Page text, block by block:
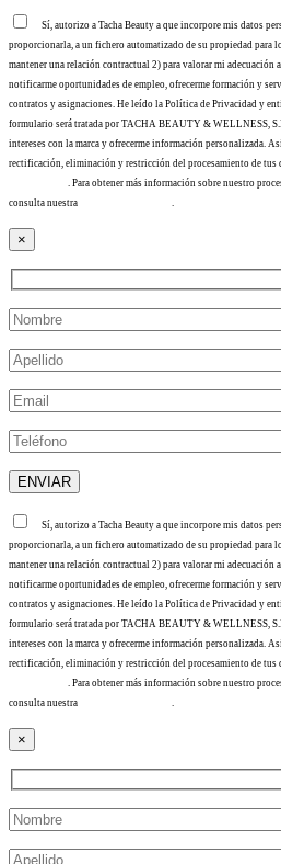
Sí, autorizo a Tacha Beauty a que incorpore mis datos
proporcionarla, a un fichero automatizado de su propiedad para
mantener una relación contractual 2) para valorar mi adecuación
notificarme oportunidades de empleo, ofrecerme formación y
contratos y asignaciones. He leído la Política de Privacidad y
formulario será tratada por TACHA BEAUTY & WELLNESS,
intereses con la marca y ofrecerme información personalizada.
rectificación, eliminación y restricción del procesamiento de tus
. Para obtener más información sobre nuestro
consulta nuestra
.
×
Sí, autorizo a Tacha Beauty a que incorpore mis datos
proporcionarla, a un fichero automatizado de su propiedad para
mantener una relación contractual 2) para valorar mi adecuación
notificarme oportunidades de empleo, ofrecerme formación y
contratos y asignaciones. He leído la Política de Privacidad y
formulario será tratada por TACHA BEAUTY & WELLNESS,
intereses con la marca y ofrecerme información personalizada.
rectificación, eliminación y restricción del procesamiento de tus
. Para obtener más información sobre nuestro
consulta nuestra
×